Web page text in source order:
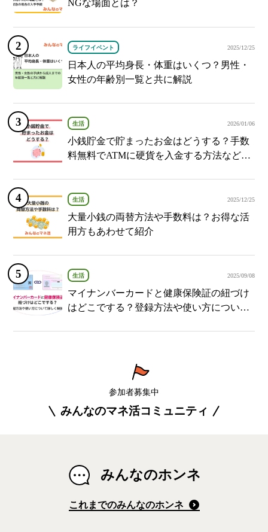
NGな場面とは？
ライフイベント 2025/12/25
日本人の平均身長・体重はいくつ？男性・
女性の年齢別一覧と共に解説
生活 2026/01/06
小銭貯金で貯まったお金はどうする？手数
料無料でATMに硬貨を入金する方法など紹
生活 2025/12/25
大量小銭の両替方法や手数料は？お得な活
用方もあわせて紹介
生活 2025/09/08
マイナンバーカードと健康保険証の紐づけ
はどこでする？登録方法や使い方について
参加者募集中
みんなのマネ活コミュニティ
みんなのホンネ
これまでのみんなのホンネ